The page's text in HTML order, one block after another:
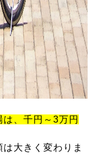
、千円～3万円
大きく変わりま